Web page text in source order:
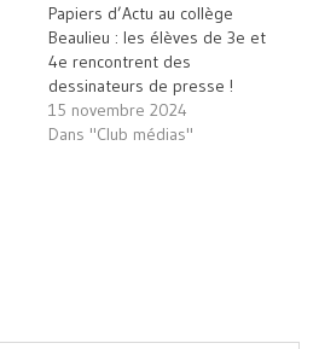
ami(ouvre
dans
nouvelle
fenêtre)
Papiers d’Actu au collège
Beaulieu : les élèves de 3e et
4e rencontrent des
dessinateurs de presse !
15 novembre 2024
Dans "Club médias"